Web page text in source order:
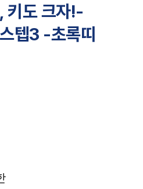
키도 크자!-
텝3 -초록띠